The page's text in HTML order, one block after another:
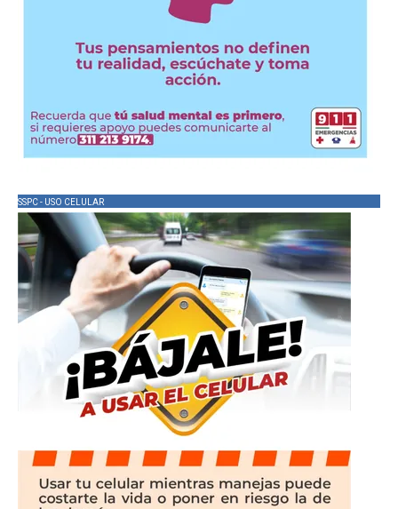
SSPC - USO CELULAR